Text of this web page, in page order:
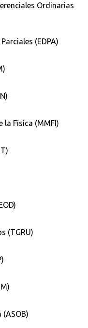
Ordinarias
(EDPA)
Física (MMFI)
(TGRU)